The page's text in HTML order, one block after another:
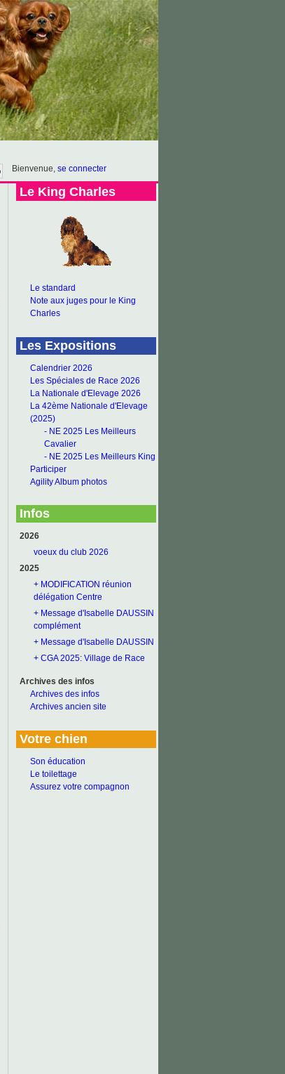
Bienvenue, se connecter
Le King Charles
Le standard
Note aux juges pour le King
Charles
Les Expositions
Calendrier 2026
Les Spéciales de Race 2026
La Nationale d'Elevage 2026
La 42ème Nationale d'Elevage
(2025)
- NE 2025 Les Meilleurs
Cavalier
- NE 2025 Les Meilleurs King
Participer
Agility Album photos
Infos
2026
voeux du club 2026
2025
+ MODIFICATION réunion
délégation Centre
+ Message d'Isabelle DAUSSIN
complément
+ Message d'Isabelle DAUSSIN
+ CGA 2025: Village de Race
Archives des infos
Archives des infos
Archives ancien site
Votre chien
Son éducation
Le toilettage
Assurez votre compagnon